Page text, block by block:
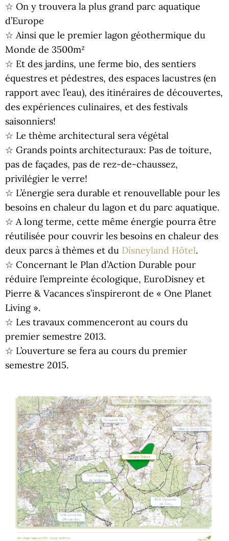
☆ On y trouvera la plus grand parc aquatique
d’Europe
☆ Ainsi que le premier lagon géothermique du
Monde de 3500m²
☆ Et des jardins, une ferme bio, des sentiers
équestres et pédestres, des espaces lacustres (en
rapport avec l’eau), des itinéraires de découvertes,
des expériences culinaires, et des festivals
saisonniers!
☆ Le thème architectural sera végétal
☆ Grands points architecturaux: Pas de toiture,
pas de façades, pas de rez-de-chaussez,
privilégier le verre!
☆ L’énergie sera durable et renouvellable pour les
besoins en chaleur du lagon et du parc aquatique.
☆ A long terme, cette même énergie pourra être
réutilisée pour couvrir les besoins en chaleur des
deux parcs à thèmes et du Disneyland Hôtel.
☆ Concernant le Plan d’Action Durable pour
réduire l’empreinte écologique, EuroDisney et
Pierre & Vacances s’inspireront de « One Planet
Living ».
☆ Les travaux commenceront au cours du
premier semestre 2013.
☆ L’ouverture se fera au cours du premier
semestre 2015.